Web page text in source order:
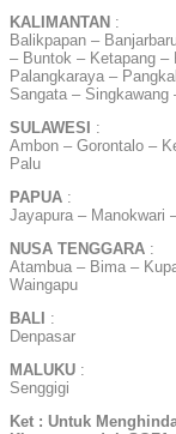
KALIMANTAN :
Balikpapan –
– Buntok – Ketapang –
Palangkaraya –
Sangata – Singkawang
SULAWESI
:
Ambon – Gorontalo –
Palu
PAPUA :
Jayapura – Manokwari
NUSA TENGGARA :
Atambua – Bima –
Waingapu
BALI :
Denpasar
MALUKU :
Senggigi
Ket : Untuk